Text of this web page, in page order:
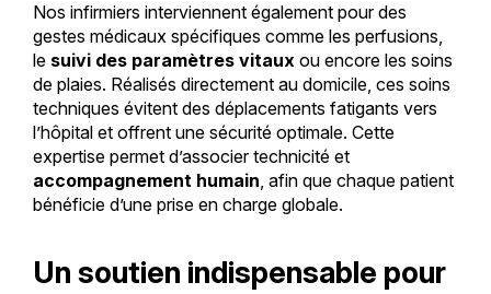
Nos infirmiers interviennent également pour des
gestes médicaux spécifiques comme les perfusions,
le suivi des paramètres vitauxou encore les soins
de plaies. Réalisés directement au domicile, ces soins
techniques évitent des déplacements fatigants vers
l’hôpital et offrent une sécurité optimale. Cette
expertise permet d’associer technicité et
accompagnement humain, afin que chaque patient
bénéficie d’une prise en charge globale.
Un soutien indispensable pour